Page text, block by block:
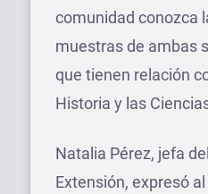
comunidad conozca
muestras de ambas
que tienen relación
Historia y las
Natalia Pérez, jefa
Extensión, expresó